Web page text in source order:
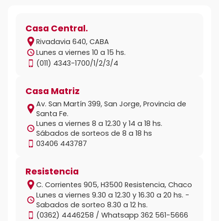
Casa Central.
Rivadavia 640, CABA
Lunes a viernes 10 a 15 hs.
(011) 4343-1700/1/2/3/4
Casa Matriz
Av. San Martín 399, San Jorge, Provincia de
Santa Fe.
Lunes a viernes 8 a 12.30 y 14 a 18 hs.
Sábados de sorteos de 8 a 18 hs
03406 443787
Resistencia
C. Corrientes 905, H3500 Resistencia, Chaco
Lunes a viernes 9.30 a 12.30 y 16.30 a 20 hs. -
Sabados de sorteo 8.30 a 12 hs.
(0362) 4446258 / Whatsapp 362 561-5666